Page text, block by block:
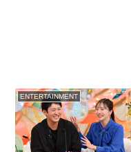
ENTERTAINMENT